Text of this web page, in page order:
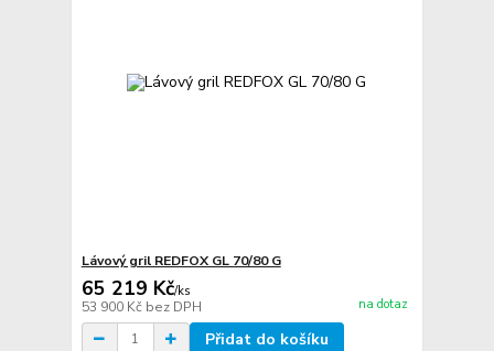
Lávový gril REDFOX GL 70/80 G
65 219 Kč/ks
53 900 Kč bez DPH na dotaz
Přidat do košíku